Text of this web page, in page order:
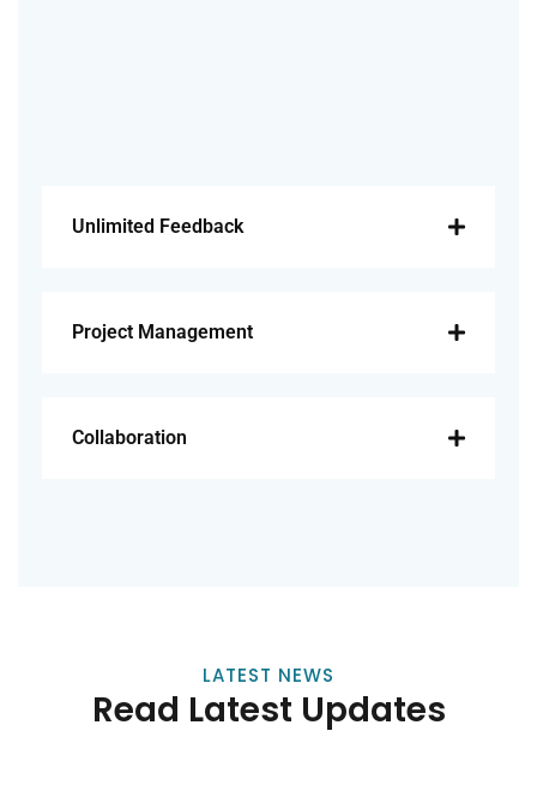
Unlimited Feedback
Project Management
Collaboration
LATEST NEWS
Read Latest Updates